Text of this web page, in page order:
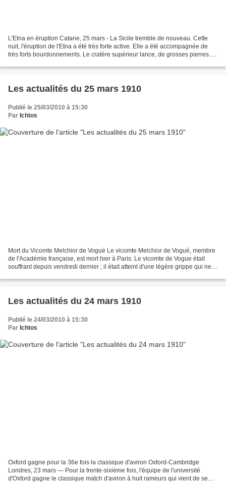
L'Etna en éruption Catane, 25 mars - La Sicile tremble de nouveau. Cette
nuit, l'éruption de l'Etna a été très forte active. Elle a été accompagnée de
très forts bourdonnements. Le cratère supérieur lance, de grosses pierres.
Les actualités du 25 mars 1910
Publié le 25/03/2010 à 15:30
Par Ichtos
Mort du Vicomte Melchior de Vogué Le vicomte Melchior de Vogué, membre
de l'Académie française, est mort hier à Paris. Le vicomte de Vogue était
souffrant depuis vendredi dernier ; il était atteint d'une légère grippe qui ne
Les actualités du 24 mars 1910
Publié le 24/03/2010 à 15:30
Par Ichtos
Oxford gagne pour la 36e fois la classique d'aviron Oxford-Cambridge
Londres, 23 mars — Pour la trente-sixième fois, l'équipe de l'université
d'Oxford gagne le classique match d'aviron à huit rameurs qui vient de se